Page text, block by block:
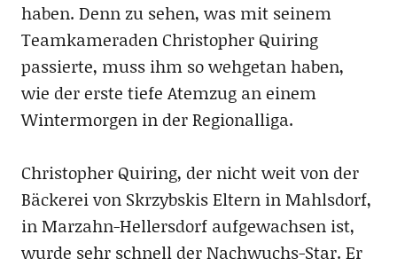
haben. Denn zu sehen, was mit seinem
Teamkameraden Christopher Quiring
passierte, muss ihm so wehgetan haben,
wie der erste tiefe Atemzug an einem
Wintermorgen in der Regionalliga.
Christopher Quiring, der nicht weit von der
Bäckerei von Skrzybskis Eltern in Mahlsdorf,
in Marzahn-Hellersdorf aufgewachsen ist,
wurde sehr schnell der Nachwuchs-Star. Er